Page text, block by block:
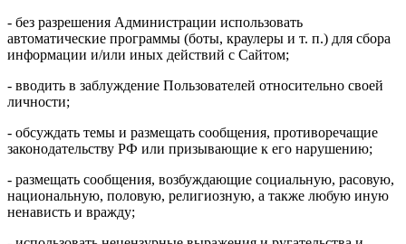
- без разрешения Администрации использовать
автоматические программы (боты, краулеры и т. п.) для сбора
информации и/или иных действий с Сайтом;
- вводить в заблуждение Пользователей относительно своей
личности;
- обсуждать темы и размещать сообщения, противоречащие
законодательству РФ или призывающие к его нарушению;
- размещать сообщения, возбуждающие социальную, расовую,
национальную, половую, религиозную, а также любую иную
ненависть и вражду;